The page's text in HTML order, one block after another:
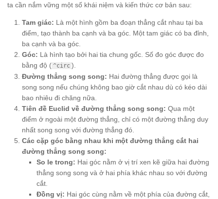
ta cần nắm vững một số khái niệm và kiến thức cơ bản sau:
Tam giác: Là một hình gồm ba đoạn thẳng cắt nhau tại ba
điểm, tạo thành ba cạnh và ba góc. Một tam giác có ba đỉnh,
ba cạnh và ba góc.
Góc: Là hình tạo bởi hai tia chung gốc. Số đo góc được đo
bằng độ ( ^circ ).
Đường thẳng song song: Hai đường thẳng được gọi là
song song nếu chúng không bao giờ cắt nhau dù có kéo dài
bao nhiêu đi chăng nữa.
Tiên đề Euclid về đường thẳng song song: Qua một
điểm ở ngoài một đường thẳng, chỉ có một đường thẳng duy
nhất song song với đường thẳng đó.
Các cặp góc bằng nhau khi một đường thẳng cắt hai
đường thẳng song song:
So le trong: Hai góc nằm ở vị trí xen kẽ giữa hai đường
thẳng song song và ở hai phía khác nhau so với đường
cắt.
Đồng vị: Hai góc cùng nằm về một phía của đường cắt,